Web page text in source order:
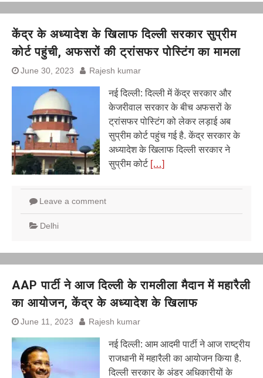
केंद्र के अध्यादेश के खिलाफ दिल्ली सरकार सुप्रीम
कोर्ट पहुंची, अफसरों की ट्रांसफर पोस्टिंग का मामला
June 30, 2023 Rajesh kumar
नई दिल्‍ली: दिल्ली में केंद्र सरकार और
केजरीवाल सरकार के बीच अफसरों के
ट्रांसफर पोस्टिंग को लेकर लड़ाई अब
सुप्रीम कोर्ट पहुंच गई है. केंद्र सरकार के
अध्यादेश के खिलाफ दिल्‍ली सरकार ने
सुप्रीम कोर्ट […]
Leave a comment
Delhi
AAP पार्टी ने आज दिल्ली के रामलीला मैदान में महारैली
का आयोजन, केंद्र के अध्यादेश के खिलाफ
June 11, 2023 Rajesh kumar
नई दिल्ली: आम आदमी पार्टी ने आज राष्ट्रीय
राजधानी में महारैली का आयोजन किया है.
दिल्ली सरकार के अंडर अधिकारीयों के